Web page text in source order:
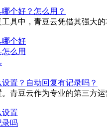
个好？怎么用？
具中，青豆云凭借其强大
哪个好
么用
置？自动回复有记录吗？
青豆云作为专业的第三方
置
录吗